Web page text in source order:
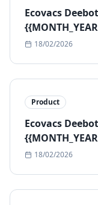
Ecovacs
18/02/2026
Product
Ecovacs
18/02/2026